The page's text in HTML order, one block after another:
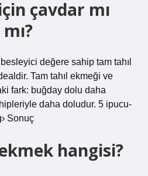
çavdar mı
değere sahip tam tahıl
Tam tahıl ekmeği ve
fark: buğday dolu daha
daha doludur. 5 ipucu-
Sonuç
hangisi?